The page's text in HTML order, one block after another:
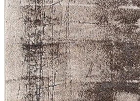
основе
Ковровые
шерстяные
дорожки
Паласные
дорожки
Кремлевские
дорожки
Ковролин
Ковролин
в